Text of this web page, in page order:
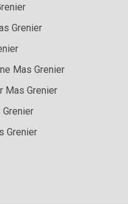
Grenier
Mas Grenier
Mas Grenier
Grenier